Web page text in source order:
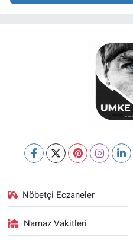
Nöbetçi Eczaneler
Namaz Vakitleri